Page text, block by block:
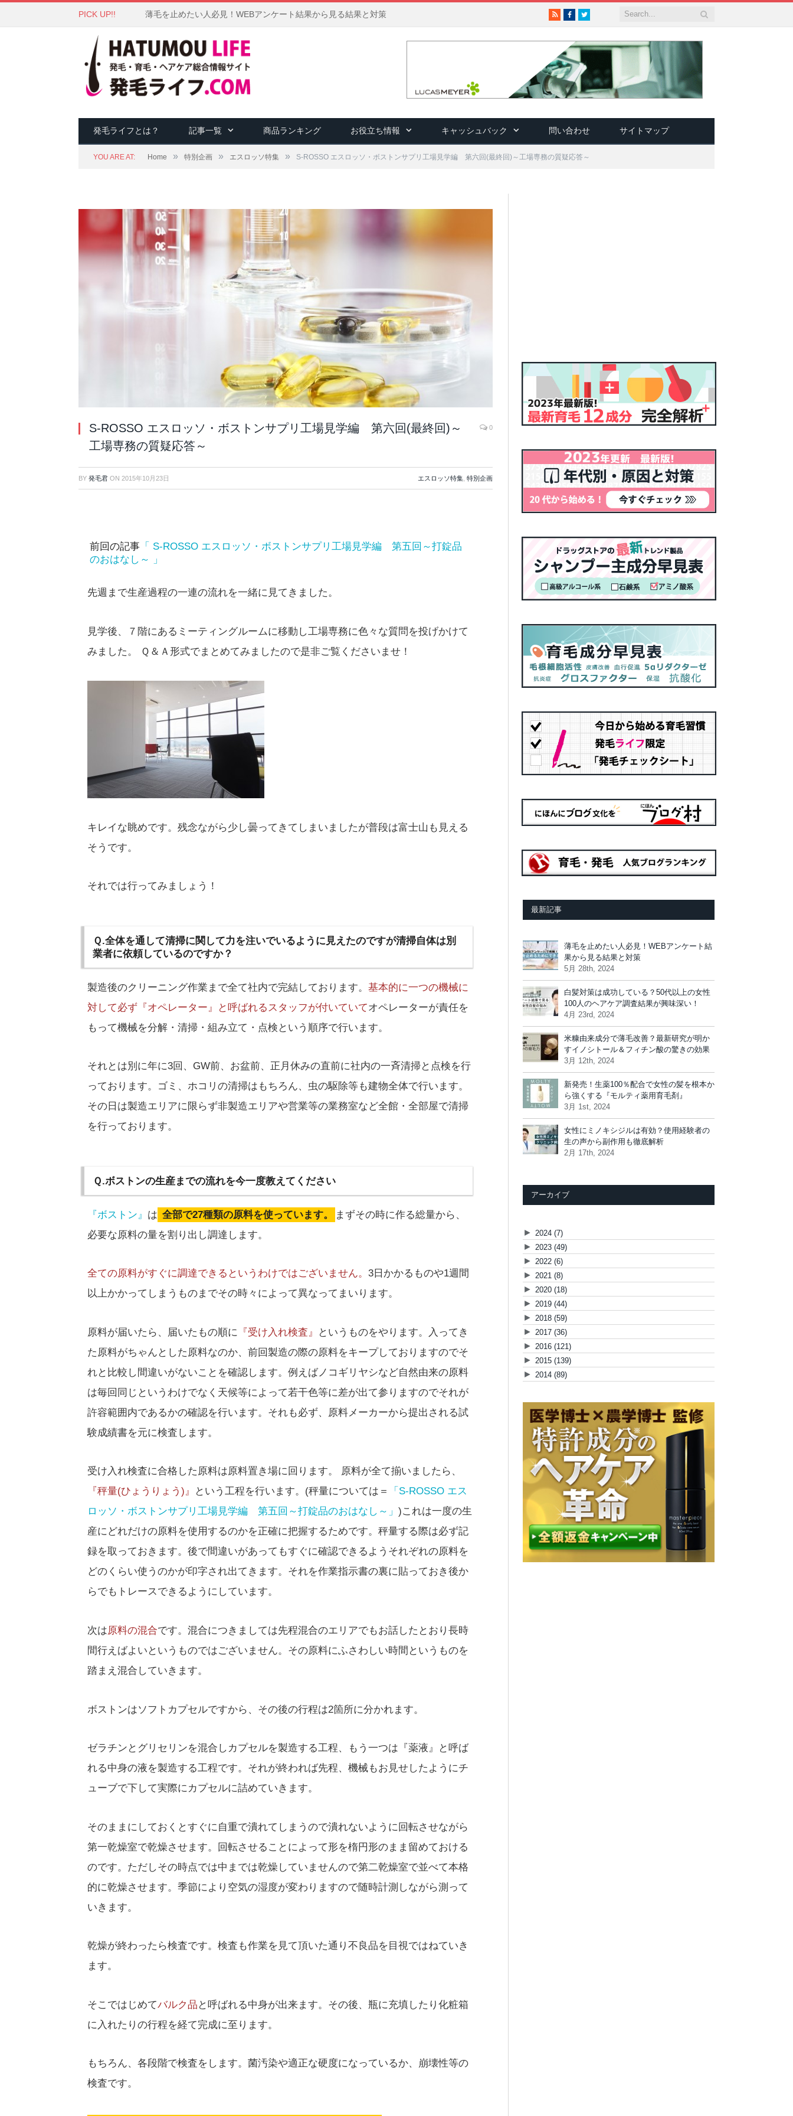
PICK UP!! 薄毛を止めたい人必見！WEBアンケート結果から見る結果と対策 RSSFacebook
Twitter
発毛ライフとは？ 記事一覧 商品ランキング お役立ち情報 キャッシュバック 問い合わせ サイトマップ
YOU ARE AT: Home » 特別企画 » エスロッソ特集 » S-ROSSO エスロッソ・ボストンサプリ工場見学編 第六回(最終回)～工場専務の質疑応答～
S-ROSSO エスロッソ・ボストンサプリ工場見学編 第六回(最終回)～
工場専務の質疑応答～
0
BY 発毛君 ON 2015年10月23日 エスロッソ特集 特別企画
前回の記事「 S-ROSSO エスロッソ・ボストンサプリ工場見学編 第五回～打錠品
のおはなし～ 」
先週まで生産過程の一連の流れを一緒に見てきました。
見学後、７階にあるミーティングルームに移動し工場専務に色々な質問を投げかけて
みました。 Ｑ＆Ａ形式でまとめてみましたので是非ご覧くださいませ！
キレイな眺めです。残念ながら少し曇ってきてしまいましたが普段は富士山も見える
そうです。
それでは行ってみましょう！
Ｑ.全体を通して清掃に関して力を注いでいるように見えたのですが清掃自体は別
業者に依頼しているのですか？
製造後のクリーニング作業まで全て社内で完結しております。 基本的に一つの機械に
対して必ず『オペレーター』と呼ばれるスタッフが付いていてオペレーターが責任を
もって機械を分解・清掃・組み立て・点検という順序で行います。
それとは別に年に3回、GW前、お盆前、正月休みの直前に社内の一斉清掃と点検を行
っております。ゴミ、ホコリの清掃はもちろん、虫の駆除等も建物全体で行います。
その日は製造エリアに限らず非製造エリアや営業等の業務室など全館・全部屋で清掃
を行っております。
Ｑ.ボストンの生産までの流れを今一度教えてください
『ボストン』 は 全部で27種類の原料を使っています。
まずその時に作る総量から、
必要な原料の量を割り出し調達します。
全ての原料がすぐに調達できるというわけではございません。 3日かかるものや1週間
以上かかってしまうものまでその時々によって異なってまいります。
原料が届いたら、届いたもの順に 『受け入れ検査』
というものをやります。入ってき
た原料がちゃんとした原料なのか、前回製造の際の原料をキープしておりますのでそ
れと比較し間違いがないことを確認します。例えばノコギリヤシなど自然由来の原料
は毎回同じというわけでなく天候等によって若干色等に差が出て参りますのでそれが
許容範囲内であるかの確認を行います。それも必ず、原料メーカーから提出される試
験成績書を元に検査します。
受け入れ検査に合格した原料は原料置き場に回ります。 原料が全て揃いましたら、
『秤量(ひょうりょう)』
という工程を行います。(秤量については＝
「S-ROSSO エス
ロッソ・ボストンサプリ工場見学編 第五回～打錠品のおはなし～」 )これは一度の生
産にどれだけの原料を使用するのかを正確に把握するためです。秤量する際は必ず記
録を取っておきます。後で間違いがあってもすぐに確認できるようそれぞれの原料を
どのくらい使うのかが印字され出てきます。それを作業指示書の裏に貼っておき後か
らでもトレースできるようにしています。
次は原料の混合です。混合につきましては先程混合のエリアでもお話したとおり長時
間行えばよいというものではございません。その原料にふさわしい時間というものを
踏まえ混合していきます。
ボストンはソフトカプセルですから、その後の行程は2箇所に分かれます。
ゼラチンとグリセリンを混合しカプセルを製造する工程、もう一つは『薬液』と呼ば
れる中身の液を製造する工程です。それが終われば先程、機械もお見せしたようにチ
ューブで下して実際にカプセルに詰めていきます。
そのままにしておくとすぐに自重で潰れてしまうので潰れないように回転させながら
第一乾燥室で乾燥させます。回転させることによって形を楕円形のまま留めておける
のです。ただしその時点では中までは乾燥していませんので第二乾燥室で並べて本格
的に乾燥させます。季節により空気の湿度が変わりますので随時計測しながら測って
いきます。
乾燥が終わったら検査です。検査も作業を見て頂いた通り不良品を目視ではねていき
ます。
そこではじめてバルク品 と呼ばれる中身が出来ます。その後、瓶に充填したり化粧箱
に入れたりの行程を経て完成に至ります。
もちろん、各段階で検査をします。菌汚染や適正な硬度になっているか、崩壊性等の
検査です。
最新記事
薄毛を止めたい人必見！WEBアンケート結
果から見る結果と対策
5月 28th, 2024
白髪対策は成功している？50代以上の女性
100人のヘアケア調査結果が興味深い！
4月 23rd, 2024
米糠由来成分で薄毛改善？最新研究が明か
すイノシトール＆フィチン酸の驚きの効果
3月 12th, 2024
新発売！生薬100％配合で女性の髪を根本か
ら強くする『モルティ薬用育毛剤』
3月 1st, 2024
女性にミノキシジルは有効？使用経験者の
生の声から副作用も徹底解析
2月 17th, 2024
アーカイブ
► 2024 (7)
► 2023 (49)
► 2022 (6)
► 2021 (8)
► 2020 (18)
► 2019 (44)
► 2018 (59)
► 2017 (36)
► 2016 (121)
► 2015 (139)
► 2014 (89)